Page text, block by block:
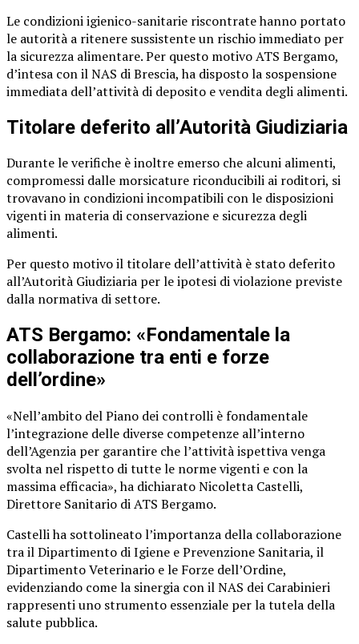
Le condizioni igienico-sanitarie riscontrate hanno portato
le autorità a ritenere sussistente un rischio immediato per
la sicurezza alimentare. Per questo motivo ATS Bergamo,
d’intesa con il NAS di Brescia, ha disposto la sospensione
immediata dell’attività di deposito e vendita degli alimenti.
Titolare deferito all’Autorità Giudiziaria
Durante le verifiche è inoltre emerso che alcuni alimenti,
compromessi dalle morsicature riconducibili ai roditori, si
trovavano in condizioni incompatibili con le disposizioni
vigenti in materia di conservazione e sicurezza degli
alimenti.
Per questo motivo il titolare dell’attività è stato deferito
all’Autorità Giudiziaria per le ipotesi di violazione previste
dalla normativa di settore.
ATS Bergamo: «Fondamentale la
collaborazione tra enti e forze
dell’ordine»
«Nell’ambito del Piano dei controlli è fondamentale
l’integrazione delle diverse competenze all’interno
dell’Agenzia per garantire che l’attività ispettiva venga
svolta nel rispetto di tutte le norme vigenti e con la
massima efficacia», ha dichiarato Nicoletta Castelli,
Direttore Sanitario di ATS Bergamo.
Castelli ha sottolineato l’importanza della collaborazione
tra il Dipartimento di Igiene e Prevenzione Sanitaria, il
Dipartimento Veterinario e le Forze dell’Ordine,
evidenziando come la sinergia con il NAS dei Carabinieri
rappresenti uno strumento essenziale per la tutela della
salute pubblica.